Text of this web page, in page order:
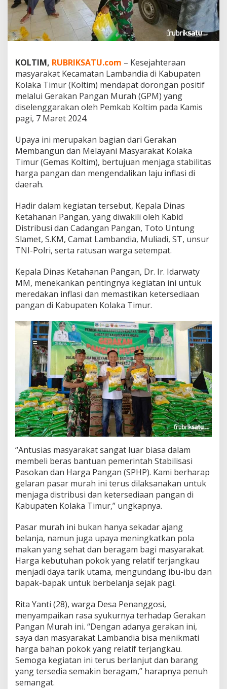
e
n
h
n
H
a
r
g
a
T
j
a
n
g
d
i
K
c
a
a
t
a
n
L
m
b
a
n
d
i
a
KOLTIM, RUBRIKSATU.com – Kesejahteraan
masyarakat Kecamatan Lambandia di Kabupaten
Kolaka Timur (Koltim) mendapat dorongan positif
melalui Gerakan Pangan Murah (GPM) yang
diselenggarakan oleh Pemkab Koltim pada Kamis
pagi, 7 Maret 2024.
Upaya ini merupakan bagian dari Gerakan
Membangun dan Melayani Masyarakat Kolaka
Timur (Gemas Koltim), bertujuan menjaga stabilitas
harga pangan dan mengendalikan laju inflasi di
daerah.
Hadir dalam kegiatan tersebut, Kepala Dinas
Ketahanan Pangan, yang diwakili oleh Kabid
Distribusi dan Cadangan Pangan, Toto Untung
Slamet, S.KM, Camat Lambandia, Muliadi, ST, unsur
TNI-Polri, serta ratusan warga setempat.
Kepala Dinas Ketahanan Pangan, Dr. Ir. Idarwaty
MM, menekankan pentingnya kegiatan ini untuk
meredakan inflasi dan memastikan ketersediaan
pangan di Kabupaten Kolaka Timur.
“Antusias masyarakat sangat luar biasa dalam
membeli beras bantuan pemerintah Stabilisasi
Pasokan dan Harga Pangan (SPHP). Kami berharap
gelaran pasar murah ini terus dilaksanakan untuk
menjaga distribusi dan ketersediaan pangan di
Kabupaten Kolaka Timur,” ungkapnya.
Pasar murah ini bukan hanya sekadar ajang
belanja, namun juga upaya meningkatkan pola
makan yang sehat dan beragam bagi masyarakat.
Harga kebutuhan pokok yang relatif terjangkau
menjadi daya tarik utama, mengundang ibu-ibu dan
bapak-bapak untuk berbelanja sejak pagi.
Rita Yanti (28), warga Desa Penanggosi,
menyampaikan rasa syukurnya terhadap Gerakan
Pangan Murah ini. “Dengan adanya gerakan ini,
saya dan masyarakat Lambandia bisa menikmati
harga bahan pokok yang relatif terjangkau.
Semoga kegiatan ini terus berlanjut dan barang
yang tersedia semakin beragam,” harapnya penuh
semangat.